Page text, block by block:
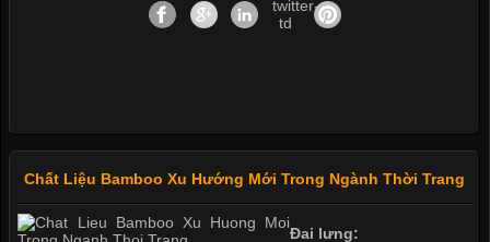
Chất Liệu Bamboo Xu Hướng Mới Trong Ngành Thời Trang
Đai lưng: